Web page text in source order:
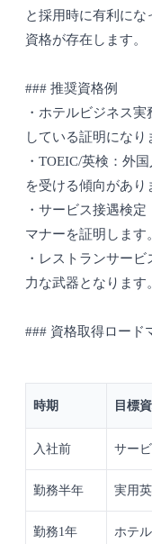
と採用時に有利に
資格が存在します。
### 推奨資格例
・ホテルビジネス
している証明になり
・TOEIC/英検：外
を受ける傾向があり
・サービス接遇検
マナーを証明します。
・レストランサー
力な武器となります。
### 資格取得ロード
時期 目標
入社前 サー
勤務半年 実用
勤務1年 ホテ